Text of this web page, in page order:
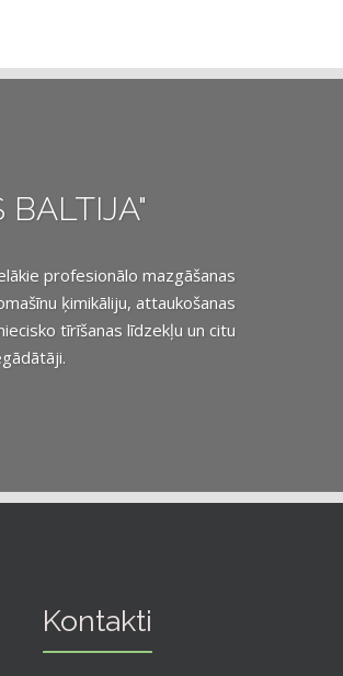
BALTIJA"
profesionālo mazgāšanas
ķimikāliju, attaukošanas
tīrīšanas līdzekļu un citu
Kontakti